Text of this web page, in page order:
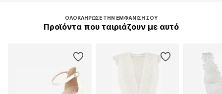
ΟΛΟΚΛΉΡΩΣΕ ΤΗΝ ΕΜΦΆΝΙΣΉ ΣΟΥ
Προϊόντα που ταιριάζουν με αυτό